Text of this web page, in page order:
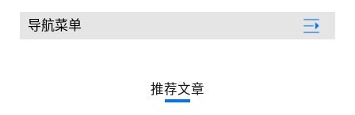
导航菜单
推荐文章